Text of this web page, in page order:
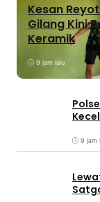
Kesan
Gilang Kini
Keramik
9 jam lalu
9 jam